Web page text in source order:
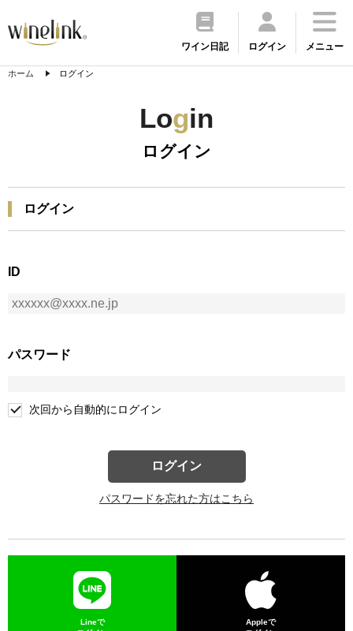
ワイン日記 ログイン メニュー
ホーム ログイン
Login
ログイン
ログイン
ID
パスワード
次回から自動的にログイン
ログイン
パスワードを忘れた方はこちら
Lineで
Appleで